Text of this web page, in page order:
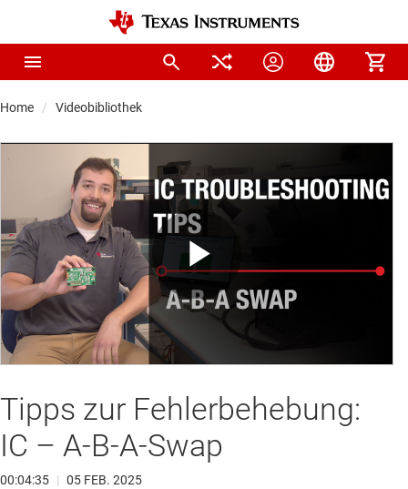
Home Videobibliothek
Play
Video
Tipps zur Fehlerbehebung:
IC – A-B-A-Swap
00:04:35 | 05 FEB. 2025